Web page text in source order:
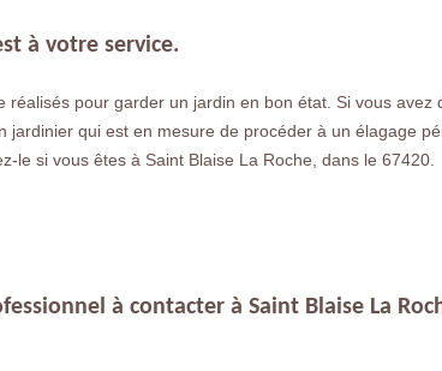
à votre service.
pour garder un jardin en bon état. Si vous avez
qui est en mesure de procéder à un élagage
si vous êtes à Saint Blaise La Roche, dans le 67420.
à contacter à Saint Blaise La